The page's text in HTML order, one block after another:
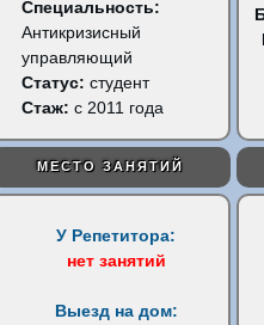
Специальность:
Антикризисный
управляющий
Статус:студент
Стаж: с 2011 года
МЕСТО ЗАНЯТИЙ
У Репетитора:
нет занятий
Выезд на дом: